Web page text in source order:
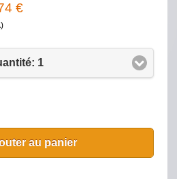
€
1
au panier